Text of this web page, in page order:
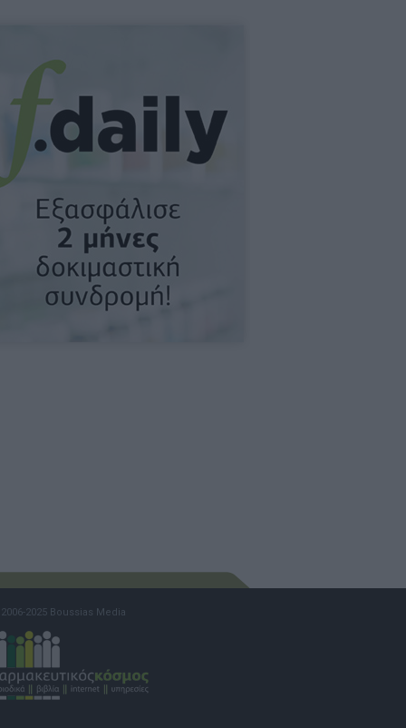
2025 Boussias Media